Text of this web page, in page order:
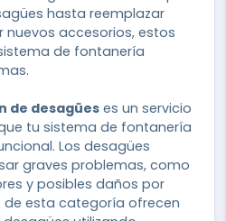
hasta reemplazar
nuevos accesorios, estos
de fontanería
de desagües es un servicio
tu sistema de fontanería
Los desagües
graves problemas, como
y posibles daños por
de esta categoría ofrecen